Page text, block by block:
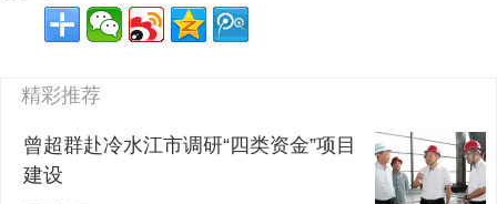
精彩推荐
曾超群赴冷水江市调研“四类资金”项目
建设